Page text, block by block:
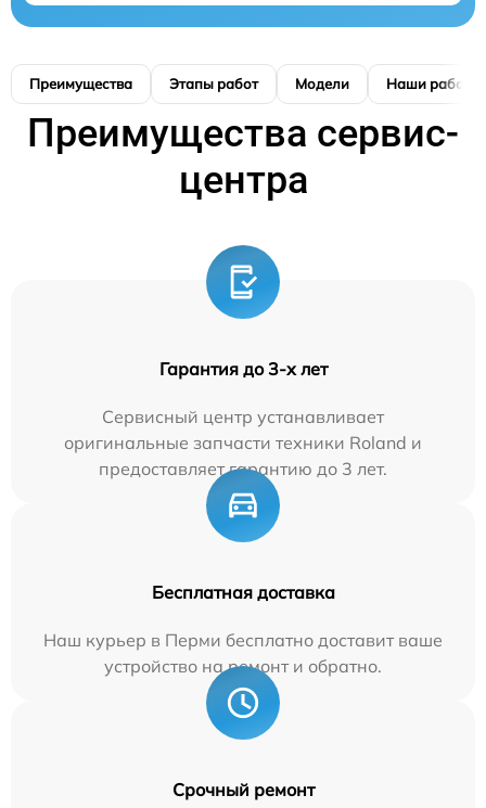
Преимущества Этапы работ Модели Наши работы
Преимущества сервис-
центра
Гарантия до 3-х лет
Сервисный центр устанавливает
оригинальные запчасти техники Roland и
предоставляет гарантию до 3 лет.
Бесплатная доставка
Наш курьер в Перми бесплатно доставит ваше
устройство на ремонт и обратно.
Срочный ремонт